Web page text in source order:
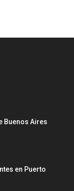
Buenos Aires
en Puerto